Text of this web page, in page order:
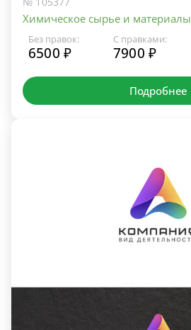
Химическое сырье и материалы
Без правок:
6500 ₽
С правками:
7900 ₽
Подробнее